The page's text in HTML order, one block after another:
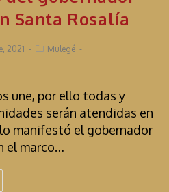
Santa Rosalía
2021
Mulegé
une, por ello todas y
serán atendidas en
manifestó el gobernador
el marco…